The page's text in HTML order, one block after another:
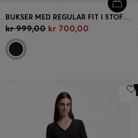
BUKSER MED REGULAR FIT I STOF MED STRÆK OG TAPERED BEN
kr 999,00 kr 700,00